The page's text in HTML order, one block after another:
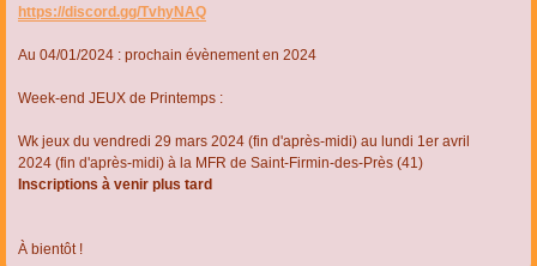
https://discord.gg/TvhyNAQ
Au 04/01/2024 : prochain évènement en 2024
Week-end JEUX de Printemps :
Wk jeux du vendredi 29 mars 2024 (fin d'après-midi) au lundi 1er avril
2024 (fin d'après-midi) à la MFR de Saint-Firmin-des-Près (41)
Inscriptions à venir plus tard
À bientôt !